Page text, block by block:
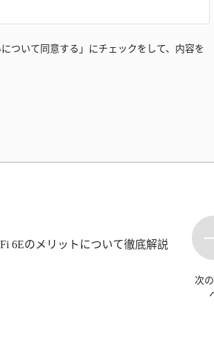
ついて同意する」にチェックをして、内容を
6Eのメリットについて徹底解説
次